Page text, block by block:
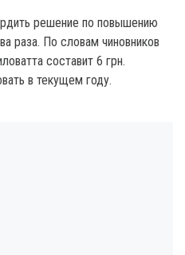
решение по повышению
раза. По словам чиновников
составит 6 грн.
в текущем году.